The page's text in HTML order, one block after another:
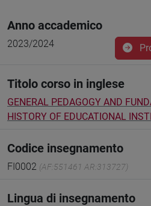
Anno accademico
2023/2024
Titolo corso in inglese
GENERAL PEDAGOGY AND
HISTORY OF EDUCATIONAL
Codice insegnamento
FI0002 (AF:551461 AR:313727)
Lingua di insegnamento